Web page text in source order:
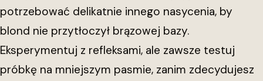
potrzebować delikatnie innego nasycenia, by
blond nie przytłoczył brązowej bazy.
Eksperymentuj z refleksami, ale zawsze testuj
próbkę na mniejszym pasmie, zanim zdecydujesz